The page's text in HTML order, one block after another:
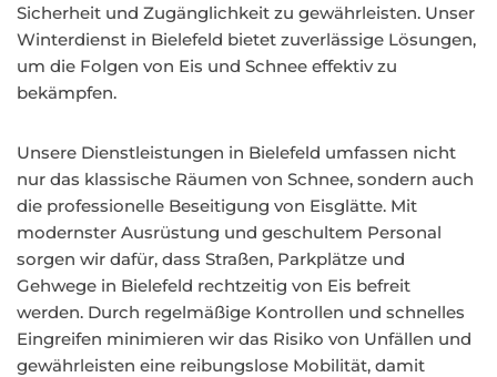
Sicherheit und Zugänglichkeit zu gewährleisten. Unser
Winterdienst in Bielefeld bietet zuverlässige Lösungen,
um die Folgen von Eis und Schnee effektiv zu
bekämpfen.
Unsere Dienstleistungen in Bielefeld umfassen nicht
nur das klassische Räumen von Schnee, sondern auch
die professionelle Beseitigung von Eisglätte. Mit
modernster Ausrüstung und geschultem Personal
sorgen wir dafür, dass Straßen, Parkplätze und
Gehwege in Bielefeld rechtzeitig von Eis befreit
werden. Durch regelmäßige Kontrollen und schnelles
Eingreifen minimieren wir das Risiko von Unfällen und
gewährleisten eine reibungslose Mobilität, damit